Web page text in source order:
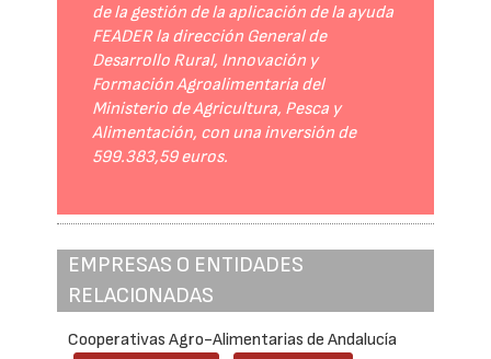
de la gestión de la aplicación de la ayuda
FEADER la dirección General de
Desarrollo Rural, Innovación y
Formación Agroalimentaria del
Ministerio de Agricultura, Pesca y
Alimentación, con una inversión de
599.383,59 euros.
EMPRESAS O ENTIDADES
RELACIONADAS
Cooperativas Agro-Alimentarias de Andalucía